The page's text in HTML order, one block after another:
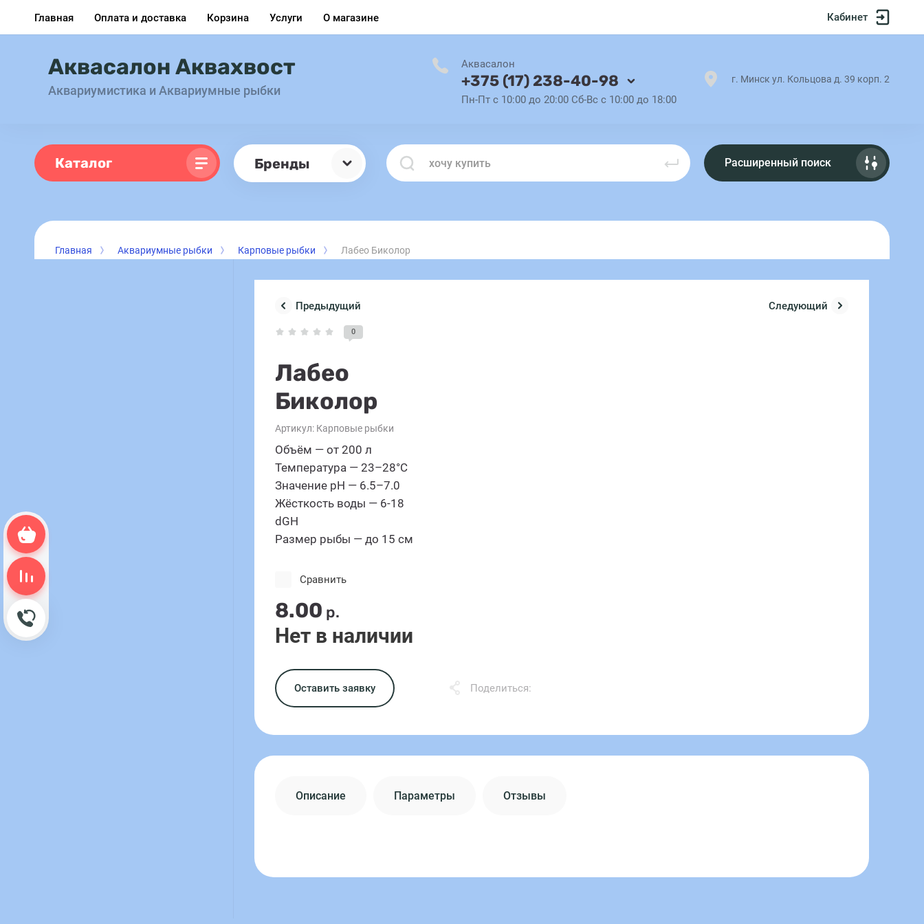
Корзина пуста
Обратный звонок
Главная Оплата и доставка Корзина Услуги О магазине Кабинет
Аквасалон Аквахвост
Аквариумистика и Аквариумные рыбки
Аквасалон
+375 (17) 238-40-98
Пн-Пт с 10:00 до 20:00 Сб-Вс с 10:00 до 18:00
г. Минск ул. Кольцова д. 39 корп. 2
Каталог Бренды Расширенный поиск
Главная Аквариумные рыбки Карповые рыбки Лабео Биколор
Предыдущий Следующий
0
Лабео
Биколор
Артикул: Карповые рыбки
Объём — от 200 л
Температура — 23–28°C
Значение pH — 6.5–7.0
Жёсткость воды — 6-18
dGH
Размер рыбы — до 15 см
8.00 р.
Нет в наличии
Сравнить
Оставить заявку Поделиться:
Описание Параметры Отзывы